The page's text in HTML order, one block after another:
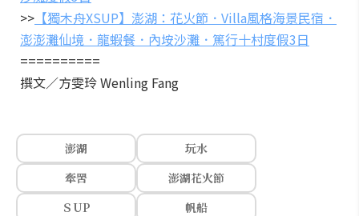
>> 【獨木舟XSUP】澎湖：花火節．Villa風格海景民宿．
澎澎灘仙境．龍蝦餐．內垵沙灘．篤行十村度假3日
==========
撰文／方雯玲 Wenling Fang
澎湖
玩水
牽罟
澎湖花火節
ＳUP
帆船